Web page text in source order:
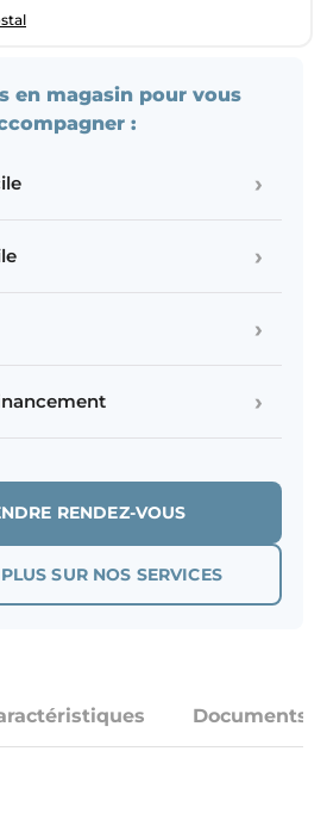
en magasin pour vous
:
›
›
›
›
RENDEZ-VOUS
SUR NOS SERVICES
Documents